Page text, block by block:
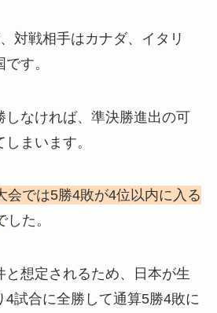
対戦相手はカナダ、イタリ
す。
しなければ、準決勝進出の可
まいます。
会では5勝4敗が4位以内に入る
した。
と想定されるため、日本が生
4試合に全勝して通算5勝4敗に